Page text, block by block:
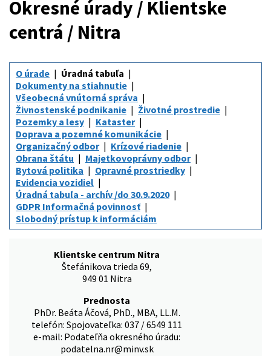
Okresné úrady / Klientske
centrá / Nitra
O úrade
Úradná tabuľa
Dokumenty na stiahnutie
Všeobecná vnútorná správa
Živnostenské podnikanie
Životné prostredie
Pozemky a lesy
Kataster
Doprava a pozemné komunikácie
Organizačný odbor
Krízové riadenie
Obrana štátu
Majetkovoprávny odbor
Bytová politika
Opravné prostriedky
Evidencia vozidiel
Úradná tabuľa - archív /do 30.9.2020
GDPR Informačná povinnosť
Slobodný prístup k informáciám
Klientske centrum Nitra
Štefánikova trieda 69,
949 01 Nitra
Prednosta
PhDr. Beáta Áčová, PhD., MBA, LL.M.
telefón: Spojovateľka: 037 / 6549 111
e-mail: Podateľňa okresného úradu:
podatelna.nr@minv.sk